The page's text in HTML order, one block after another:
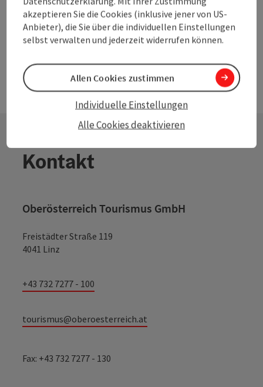
Oberösterreich Tourismus GmbH
Telefon
+43 732 7277-540
E-Mail
christina.tropper@oberoesterreich.at
Kontakt
Oberösterreich Tourismus GmbH
Freistädter Straße 119
4041 Linz
+43 732 7277 - 100
tourismus@oberoesterreich.at
Fax: +43 732 7277 - 130
akzeptieren Sie die Cookies (inklusive jener von US-
Anbieter), die Sie über die individuellen Einstellungen
selbst verwalten und jederzeit widerrufen können.
Alle Cookies deaktivieren
Individuelle Einstellungen
Allen Cookies zustimmen